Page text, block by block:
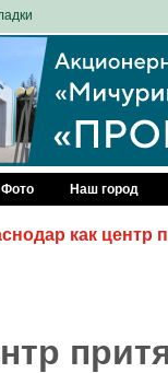
Фото Наш город
как центр